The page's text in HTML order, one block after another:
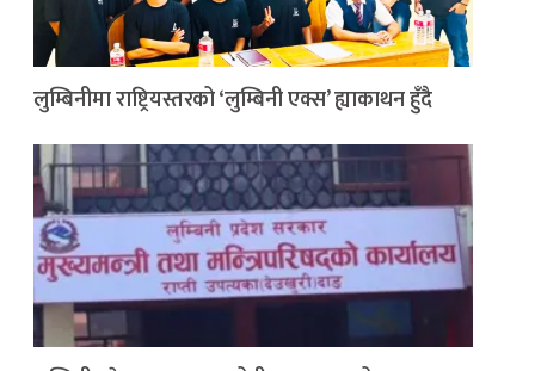
लुम्बिनीमा राष्ट्रियस्तरको ‘लुम्बिनी एक्स’ ह्याकाथन हुँदै